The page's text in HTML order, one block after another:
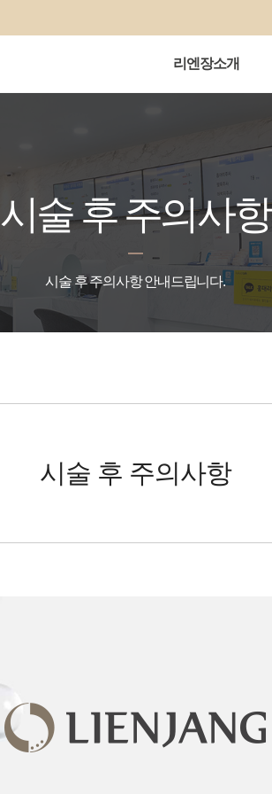
리엔장소개
시술 후 주의사항
시술 후 주의사항 안내드립니다.
시술 후 주의사항